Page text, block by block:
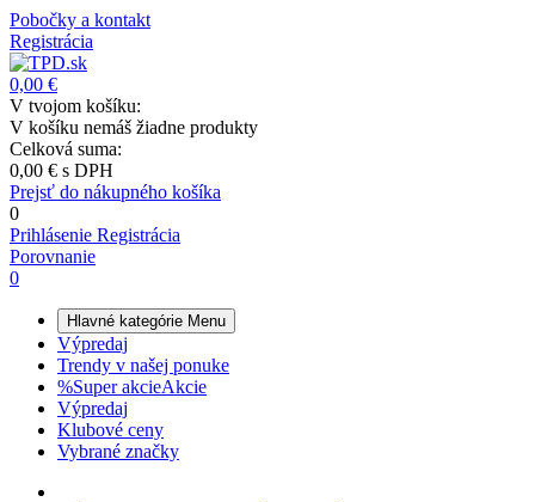
Pobočky a kontakt
Registrácia
0,00 €
V tvojom košíku:
V košíku nemáš žiadne produkty
Celková suma:
0,00 € s DPH
Prejsť do nákupného košíka
0
Prihlásenie Registrácia
Porovnanie
0
Hlavné kategórie Menu
Výpredaj
Trendy v našej ponuke
%Super akcieAkcie
Výpredaj
Klubové ceny
Vybrané značky